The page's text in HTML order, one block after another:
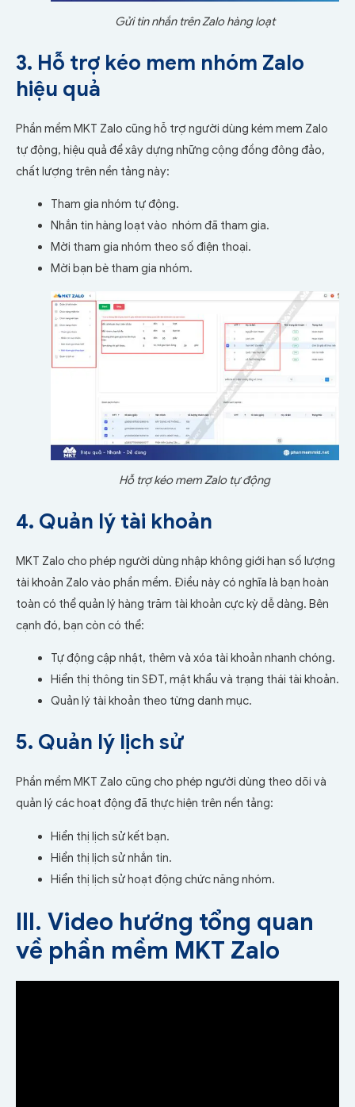
Gửi tin nhắn trên Zalo hàng loạt
3. Hỗ trợ kéo mem nhóm Zalo
hiệu quả
Phần mềm MKT Zalo cũng hỗ trợ người dùng kém mem Zalo
tự động, hiệu quả để xây dựng những cộng đồng đông đảo,
chất lượng trên nền tảng này:
Tham gia nhóm tự động.
Nhắn tin hàng loạt vào nhóm đã tham gia.
Mời tham gia nhóm theo số điện thoại.
Mời bạn bè tham gia nhóm.
Hỗ trợ kéo mem Zalo tự động
4. Quản lý tài khoản
MKT Zalo cho phép người dùng nhập không giới hạn số lượng
tài khoản Zalo vào phần mềm. Điều này có nghĩa là bạn hoàn
toàn có thể quản lý hàng trăm tài khoản cực kỳ dễ dàng. Bên
cạnh đó, bạn còn có thể:
Tự động cập nhật, thêm và xóa tài khoản nhanh chóng.
Hiển thị thông tin SĐT, mật khẩu và trạng thái tài khoản.
Quản lý tài khoản theo từng danh mục.
5. Quản lý lịch sử
Phần mềm MKT Zalo cũng cho phép người dùng theo dõi và
quản lý các hoạt động đã thực hiện trên nền tảng:
Hiển thị lịch sử kết bạn.
Hiển thị lịch sử nhắn tin.
Hiển thị lịch sử hoạt động chức năng nhóm.
III. Video hướng tổng quan
về phần mềm MKT Zalo